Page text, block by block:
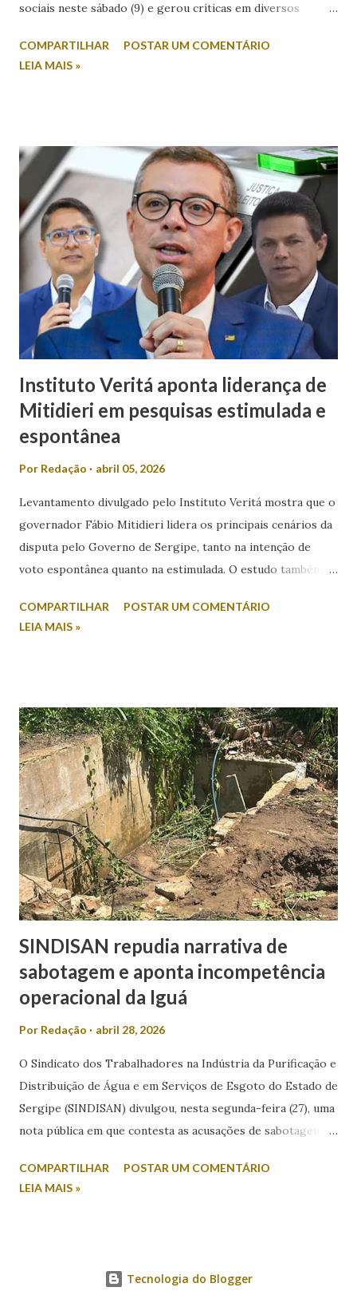
sociais neste sábado (9) e gerou críticas em diversos
Itabaiana FM, Valmir foi questionado sobre a possibilidade
declaração como machista e misógina. Por meio das redes
sociais, Laís afirmou que discursos desse tipo contribuem
para o desrespeito e a exclusão das mulheres dos espaços
de poder. “Em meio a muitos casos de feminicídio,
misoginia e desrespeito, tem pré-candidato espalhando
machismo com as mulheres. Mulher em política, esqueça! É
isso que Valmir de Francisquinho disse ao ser questionado
se a sua mulher poderia ser uma...
COMPARTILHAR
POSTAR UM COMENTÁRIO
LEIA MAIS »
Instituto Veritá aponta liderança de
Mitidieri em pesquisas estimulada e
espontânea
Por Redação abril 05, 2026
Levantamento divulgado pelo Instituto Veritá mostra que o
governador Fábio Mitidieri lidera os principais cenários da
disputa pelo Governo de Sergipe, tanto na intenção de
voto espontânea quanto na estimulada. O estudo também
colocados. Na intenção espontânea, quando o eleitor
estimulado, em que os candidatos são apresentados ao
entrevistado, Mitidieri mantém a liderança com 44,2%,
seguido por Valmir de Francisquinho, com 34,5%. Ricardo
Marques aparece com 17,6%, enquanto outros somam 3,7%.
O índice de eleitores indecisos, que não souberam ou
preferiram não responder, além de votos brancos e nulos,
chega a 22,6%. O levantamento também mediu a rejeição
dos candidatos. Nesse...
COMPARTILHAR
POSTAR UM COMENTÁRIO
LEIA MAIS »
SINDISAN repudia narrativa de
sabotagem e aponta incompetência
operacional da Iguá
Por Redação abril 28, 2026
O Sindicato dos Trabalhadores na Indústria da Purificação e
Distribuição de Água e em Serviços de Esgoto do Estado de
Sergipe (SINDISAN) divulgou, nesta segunda-feira (27), uma
nota pública em que contesta as acusações de sabotagem
Aracaju e região metropolitana. A entidade atribui o
abastecimento da região afetada, que inclui Zona de
COMPARTILHAR
POSTAR UM COMENTÁRIO
LEIA MAIS »
Tecnologia do Blogger